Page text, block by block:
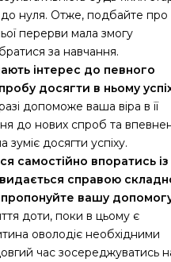
нуля. Отже, подбайте про
перерви мала змогу
за навчання.
інтерес до певного
досягти в ньому
допоможе ваша віра в її
до нових спроб та
досягти успіху.
самостійно впоратись із
справою
вашу
доти, поки в цьому є
оволодіє необхідними
час зосереджуватись